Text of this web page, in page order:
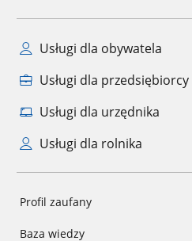
Usługi dla obywatela
Usługi dla przedsiębiorcy
Usługi dla urzędnika
Usługi dla rolnika
Profil zaufany
Baza wiedzy